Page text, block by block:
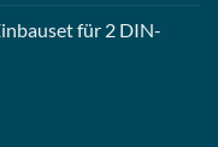
für 2 DIN-